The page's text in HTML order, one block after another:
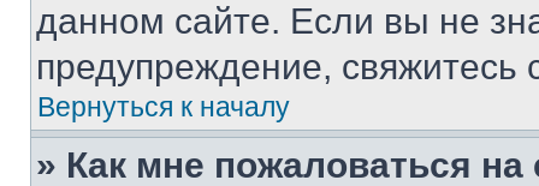
данном сайте. Если вы не
предупреждение,
Вернуться к началу
» Как мне пожаловаться